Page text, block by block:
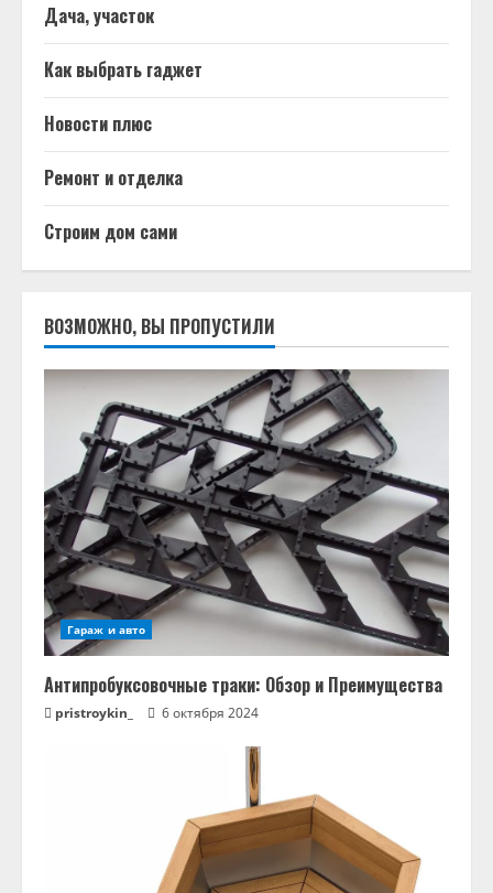
Дача, участок
Как выбрать гаджет
Новости плюс
Ремонт и отделка
Строим дом сами
ВОЗМОЖНО, ВЫ ПРОПУСТИЛИ
Гараж и авто
Антипробуксовочные траки: Обзор и Преимущества
pristroykin_ 6 октября 2024